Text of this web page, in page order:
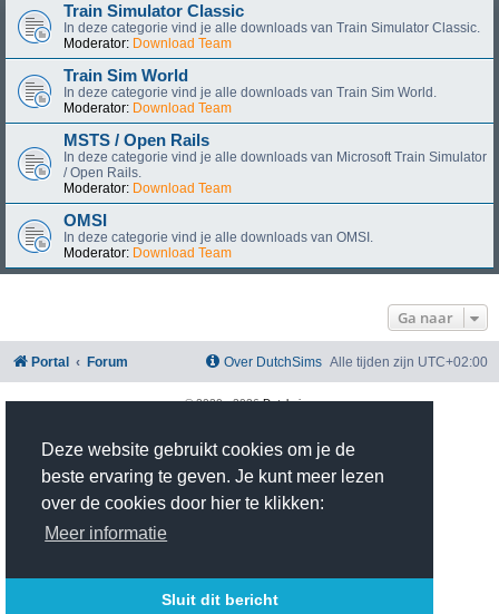
Deze website gebruikt cookies om je de
beste ervaring te geven. Je kunt meer lezen
over de cookies door hier te klikken:
Meer informatie
Sluit dit bericht
Train Simulator Classic
In deze categorie vind je alle downloads van Train Simulator Classic.
Moderator: Download Team
Train Sim World
In deze categorie vind je alle downloads van Train Sim World.
Moderator: Download Team
MSTS / Open Rails
In deze categorie vind je alle downloads van Microsoft Train Simulator
/ Open Rails.
Moderator: Download Team
OMSI
In deze categorie vind je alle downloads van OMSI.
Moderator: Download Team
Ga naar
Portal Forum Alle tijden zijn UTC+02:00
Over DutchSims
© 2020 -2026Dutchsims
Nederlandse vertaling door
phpBB.nl.
phpBB Two Factor Authentication ©
Privacy|Gebruikersvoorwaarden
Time: 0.371s| Peak Memory Usage: 2.99 MiB | GZIP: On |